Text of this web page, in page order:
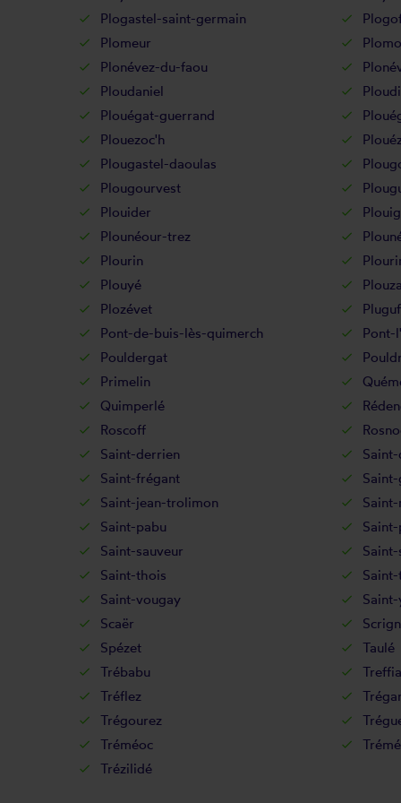
Plogastel-saint-germain
Plomeur
Plonévez-du-faou
Ploudaniel
Plouégat-guerrand
Plouezoc'h
Plougastel-daoulas
Plougourvest
Plouider
Plounéour-trez
Plourin
Plouyé
Plozévet
Pont-de-buis-lès-quimerch
Pont-
Pouldergat
Primelin
Quimperlé
Roscoff
Saint-derrien
Saint-frégant
Saint-jean-trolimon
Saint-pabu
Saint-sauveur
Saint-thois
Saint-vougay
Scaër
Spézet
Taulé
Trébabu
Tréflez
Trégourez
Tréméoc
Trézilidé